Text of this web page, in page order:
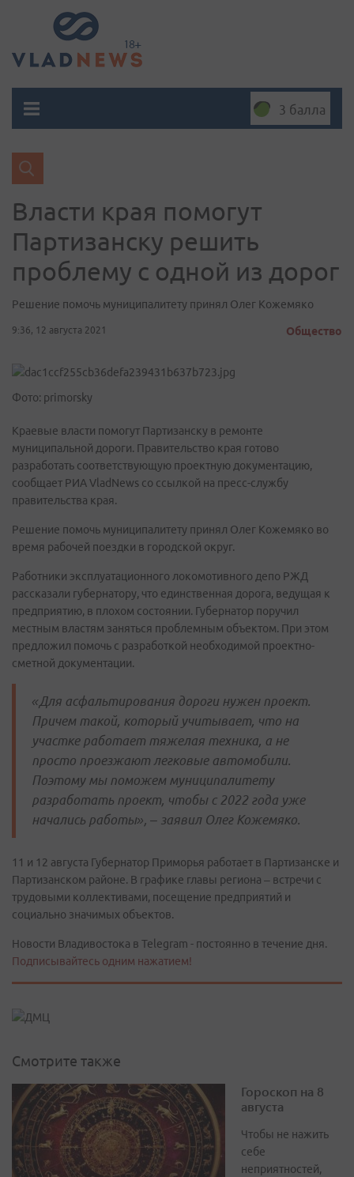
3 балла
Власти края помогут
Партизанску решить
проблему с одной из дорог
Решение помочь муниципалитету принял Олег Кожемяко
9:36, 12 августа 2021 Общество
Фото: primorsky
Краевые власти помогут Партизанску в ремонте
муниципальной дороги. Правительство края готово
разработать соответствующую проектную документацию,
сообщает РИА VladNews со ссылкой на пресс-службу
правительства края.
Решение помочь муниципалитету принял Олег Кожемяко во
время рабочей поездки в городской округ.
Работники эксплуатационного локомотивного депо РЖД
рассказали губернатору, что единственная дорога, ведущая к
предприятию, в плохом состоянии. Губернатор поручил
местным властям заняться проблемным объектом. При этом
предложил помочь с разработкой необходимой проектно-
сметной документации.
«Для асфальтирования дороги нужен проект.
Причем такой, который учитывает, что на
участке работает тяжелая техника, а не
просто проезжают легковые автомобили.
Поэтому мы поможем муниципалитету
разработать проект, чтобы с 2022 года уже
начались работы», – заявил Олег Кожемяко.
11 и 12 августа Губернатор Приморья работает в Партизанске и
Партизанском районе. В графике главы региона – встречи с
трудовыми коллективами, посещение предприятий и
социально значимых объектов.
Новости Владивостока в Telegram - постоянно в течение дня.
Подписывайтесь одним нажатием!
Смотрите также
Гороскоп на 8
августа
Чтобы не нажить
себе
неприятностей,